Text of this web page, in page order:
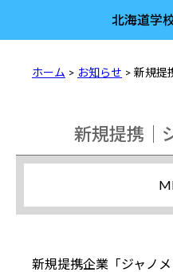
北海道学
ホーム > お知らせ > 新規提
新規提携｜
新規提携企業「ジャノメ